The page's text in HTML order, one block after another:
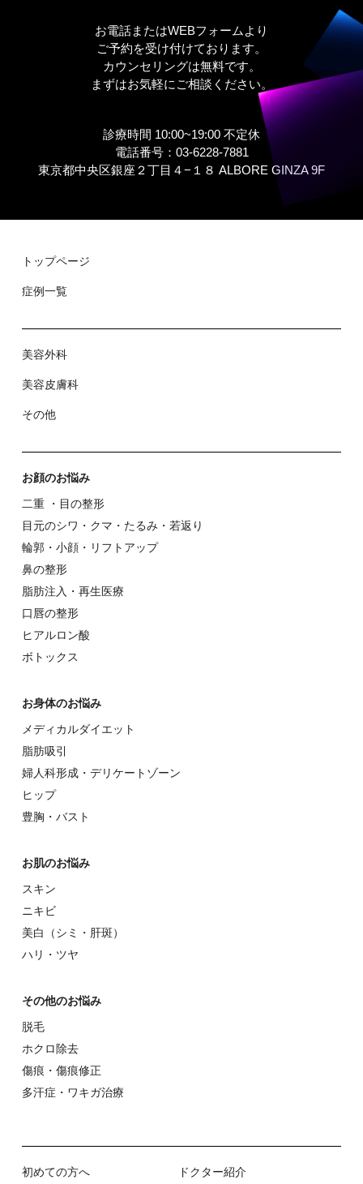
お電話またはWEBフォームより
ご予約を受け付けております。
カウンセリングは無料です。
まずはお気軽にご相談ください。
診療時間 10:00~19:00 不定休
電話番号：03-6228-7881
東京都中央区銀座２丁⽬４−１８ ALBORE GINZA 9F
トップページ
症例⼀覧
美容外科
美容⽪膚科
その他
お顔のお悩み
⼆重 ・⽬の整形
⽬元のシワ・クマ・たるみ・若返り
輪郭・⼩顔・リフトアップ
⿐の整形
脂肪注入・再生医療
⼝唇の整形
ヒアルロン酸
ボトックス
お⾝体のお悩み
メディカルダイエット
脂肪吸引
婦⼈科形成・デリケートゾーン
ヒップ
豊胸・バスト
お肌のお悩み
スキン
ニキビ
美⽩（シミ・肝斑）
ハリ・ツヤ
その他のお悩み
脱⽑
ホクロ除去
傷痕・傷痕修正
多汗症・ワキガ治療
初めての⽅へ
ドクター紹介